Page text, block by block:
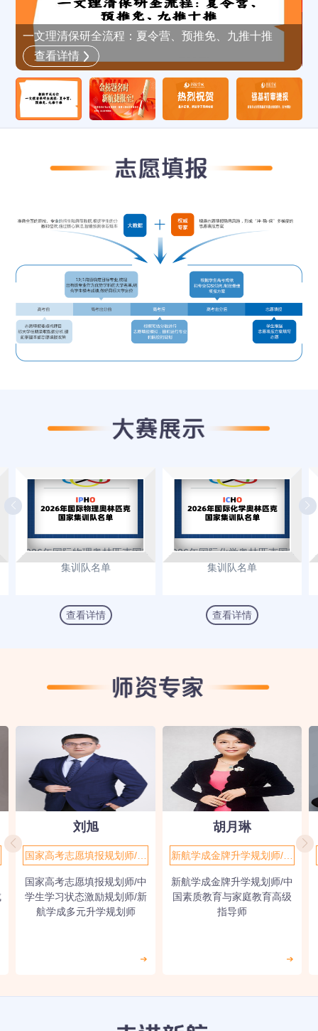
一文理清保研全流程：夏令营、预推免、九推十推
查看详情
2026年国际物理奥林匹克国家
集训队名单
查看详情
2026年国际化学奥林匹克国家
集训队名单
查看详情
刘旭
国家高考志愿填报规划师/中
航学成多元升学规划师
国家高考志愿填报规划师/中
学生学习状态激励规划师/新
航学成多元升学规划师
胡月琳
新航学成金牌升学规划师/中
指导师
新航学成金牌升学规划师/中
国素质教育与家庭教育高级
指导师